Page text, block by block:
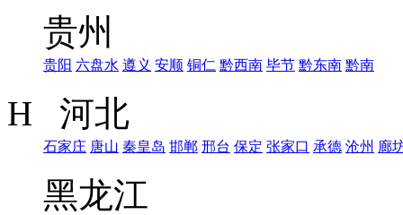
贵州
贵阳 六盘水 遵义 安顺 铜仁 黔西南 毕节 黔东南 黔南
H 河北
石家庄 唐山 秦皇岛 邯郸 邢台 保定 张家口 承德 沧州 廊
黑龙江